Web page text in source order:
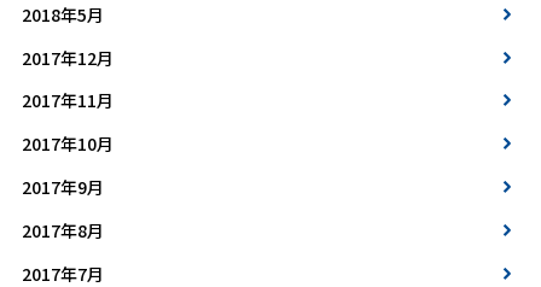
2018年5月
2017年12月
2017年11月
2017年10月
2017年9月
2017年8月
2017年7月